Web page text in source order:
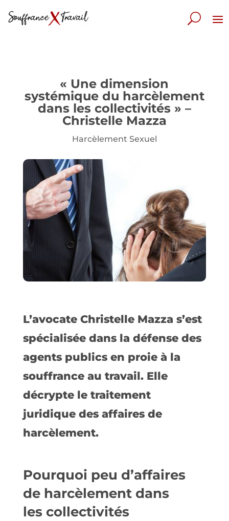
« Une dimension
systémique du harcèlement
dans les collectivités » –
Christelle Mazza
Harcèlement Sexuel
L’avocate Christelle Mazza s’est
spécialisée dans la défense des
agents publics en proie à la
souffrance au travail. Elle
décrypte le traitement
juridique des affaires de
harcèlement.
Pourquoi peu d’affaires
de harcèlement dans
les collectivités